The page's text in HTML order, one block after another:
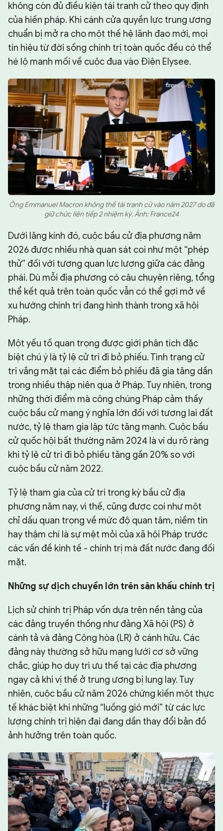
không còn đủ điều kiện tái tranh cử theo quy định
của hiến pháp. Khi cánh cửa quyền lực trung ương
chuẩn bị mở ra cho một thế hệ lãnh đạo mới, mọi
tín hiệu từ đời sống chính trị toàn quốc đều có thể
hé lộ manh mối về cuộc đua vào Điện Elysee.
Ông Emmanuel Macron không thể tái tranh cử vào năm 2027 do đã
giữ chức liên tiếp 2 nhiệm kỳ. Ảnh: France24
Dưới lăng kính đó, cuộc bầu cử địa phương năm
2026 được nhiều nhà quan sát coi như một “phép
thử” đối với tương quan lực lượng giữa các đảng
phái. Dù mỗi địa phương có câu chuyện riêng, tổng
thể kết quả trên toàn quốc vẫn có thể gợi mở về
xu hướng chính trị đang hình thành trong xã hội
Pháp.
Một yếu tố quan trọng được giới phân tích đặc
biệt chú ý là tỷ lệ cử tri đi bỏ phiếu. Tình trạng cử
tri vắng mặt tại các điểm bỏ phiếu đã gia tăng dần
trong nhiều thập niên qua ở Pháp. Tuy nhiên, trong
những thời điểm mà công chúng Pháp cảm thấy
cuộc bầu cử mang ý nghĩa lớn đối với tương lai đất
nước, tỷ lệ tham gia lập tức tăng mạnh. Cuộc bầu
cử quốc hội bất thường năm 2024 là ví dụ rõ ràng
khi tỷ lệ cử tri đi bỏ phiếu tăng gần 20% so với
cuộc bầu cử năm 2022.
Tỷ lệ tham gia của cử tri trong kỳ bầu cử địa
phương năm nay, vì thế, cũng được coi như một
chỉ dấu quan trọng về mức độ quan tâm, niềm tin
hay thậm chí là sự mệt mỏi của xã hội Pháp trước
các vấn đề kinh tế - chính trị mà đất nước đang đối
mặt.
Những sự dịch chuyển lớn trên sân khấu chính trị
Lịch sử chính trị Pháp vốn dựa trên nền tảng của
các đảng truyền thống như đảng Xã hội (PS) ở
cánh tả và đảng Cộng hòa (LR) ở cánh hữu. Các
đảng này thường sở hữu mạng lưới cơ sở vững
chắc, giúp họ duy trì ưu thế tại các địa phương
ngay cả khi vị thế ở trung ương bị lung lay. Tuy
nhiên, cuộc bầu cử năm 2026 chứng kiến một thực
tế khác biệt khi những “luồng gió mới” từ các lực
lượng chính trị hiện đại đang dần thay đổi bản đồ
ảnh hưởng trên toàn quốc.